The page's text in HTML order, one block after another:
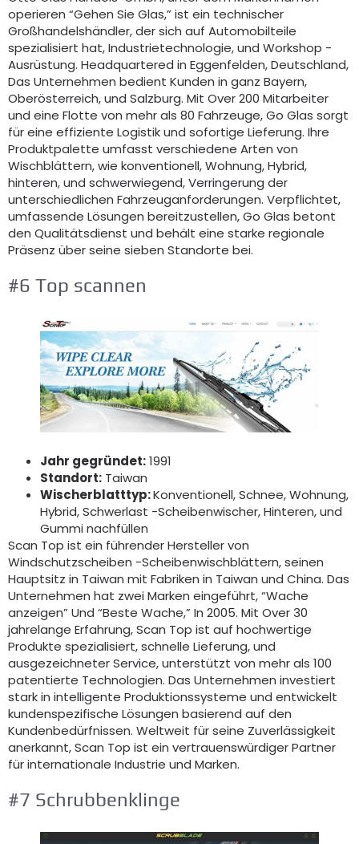
operieren “Gehen Sie Glas,” ist ein technischer
Großhandelshändler, der sich auf Automobilteile
spezialisiert hat, Industrietechnologie, und Workshop -
Ausrüstung. Headquartered in Eggenfelden, Deutschland,
Das Unternehmen bedient Kunden in ganz Bayern,
Oberösterreich, und Salzburg. Mit Over 200 Mitarbeiter
und eine Flotte von mehr als 80 Fahrzeuge, Go Glas sorgt
für eine effiziente Logistik und sofortige Lieferung. Ihre
Produktpalette umfasst verschiedene Arten von
Wischblättern, wie konventionell, Wohnung, Hybrid,
hinteren, und schwerwiegend, Verringerung der
unterschiedlichen Fahrzeuganforderungen. Verpflichtet,
umfassende Lösungen bereitzustellen, Go Glas betont
den Qualitätsdienst und behält eine starke regionale
Präsenz über seine sieben Standorte bei.
#6 Top scannen
Jahr gegründet:1991
Standort: Taiwan
Wischerblatttyp:Konventionell, Schnee, Wohnung,
Hybrid, Schwerlast -Scheibenwischer, Hinteren, und
Gummi nachfüllen
Scan Top ist ein führender Hersteller von
Windschutzscheiben -Scheibenwischblättern, seinen
Hauptsitz in Taiwan mit Fabriken in Taiwan und China. Das
Unternehmen hat zwei Marken eingeführt, “Wache
anzeigen” Und “Beste Wache,” In 2005. Mit Over 30
jahrelange Erfahrung, Scan Top ist auf hochwertige
Produkte spezialisiert, schnelle Lieferung, und
ausgezeichneter Service, unterstützt von mehr als 100
patentierte Technologien. Das Unternehmen investiert
stark in intelligente Produktionssysteme und entwickelt
kundenspezifische Lösungen basierend auf den
Kundenbedürfnissen. Weltweit für seine Zuverlässigkeit
anerkannt, Scan Top ist ein vertrauenswürdiger Partner
für internationale Industrie und Marken.
#7 Schrubbenklinge